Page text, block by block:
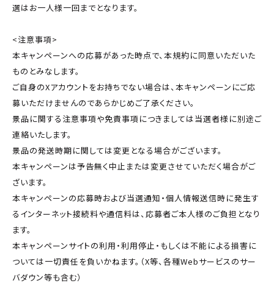
選はお一人様一回までとなります。
<注意事項>
本キャンペーンへの応募があった時点で、本規約に同意いただいた
ものとみなします。
ご自身のXアカウントをお持ちでない場合は、本キャンペーンにご応
募いただけませんのであらかじめご了承ください。
景品に関する注意事項や免責事項につきましては当選者様に別途ご
連絡いたします。
景品の発送時期に関しては変更となる場合がございます。
本キャンペーンは予告無く中止または変更させていただく場合がご
ざいます。
本キャンペーンの応募時および当選通知・個人情報送信時に発生す
るインターネット接続料や通信料は、応募者ご本人様のご負担となり
ます。
本キャンペーンサイトの利用・利用停止・もしくは不能による損害に
ついては一切責任を負いかねます。（X等、各種Webサービスのサー
バダウン等も含む）